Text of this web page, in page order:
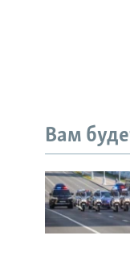
Вам